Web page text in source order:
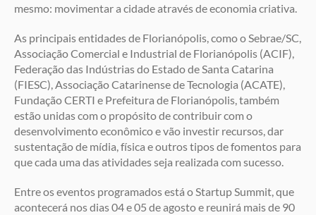
mesmo: movimentar a cidade através de economia criativa.
As principais entidades de Florianópolis, como o Sebrae/SC,
Associação Comercial e Industrial de Florianópolis (ACIF),
Federação das Indústrias do Estado de Santa Catarina
(FIESC), Associação Catarinense de Tecnologia (ACATE),
Fundação CERTI e Prefeitura de Florianópolis, também
estão unidas com o propósito de contribuir com o
desenvolvimento econômico e vão investir recursos, dar
sustentação de mídia, física e outros tipos de fomentos para
que cada uma das atividades seja realizada com sucesso.
Entre os eventos programados está o Startup Summit, que
acontecerá nos dias 04 e 05 de agosto e reunirá mais de 90